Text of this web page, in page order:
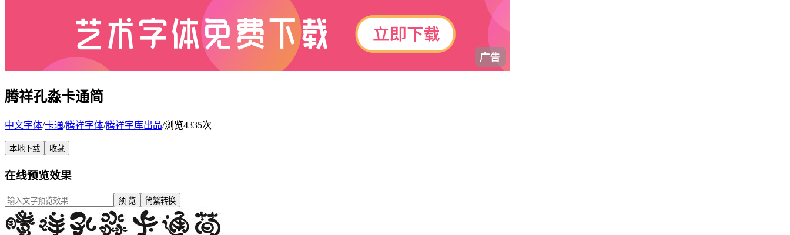
腾祥孔淼卡通简
中文字体/卡通/腾祥字体/腾祥字库出品/浏览4335次
本地下载 收藏
在线预览效果
预 览 简繁转换